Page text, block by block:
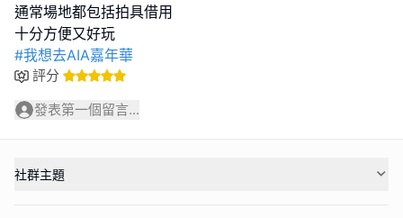
通常場地都包括拍具借用
#我想去AIA嘉年華
評分
發表第一個留言...
社群主題